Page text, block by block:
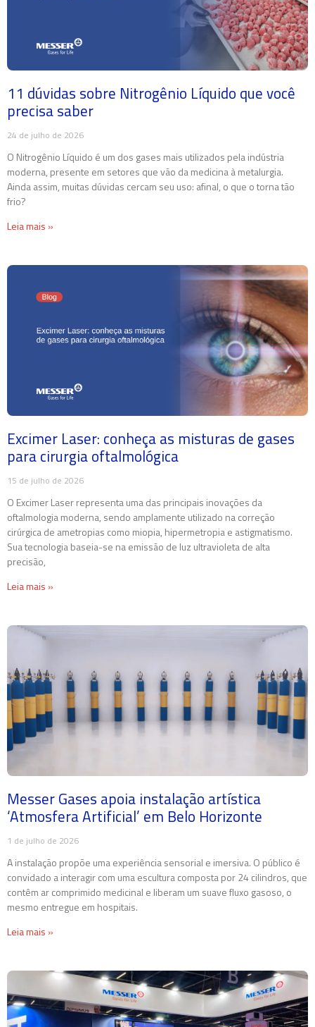
11 dúvidas sobre Nitrogênio Líquido que você
precisa saber
24 de julho de 2026
O Nitrogênio Líquido é um dos gases mais utilizados pela indústria
moderna, presente em setores que vão da medicina à metalurgia.
Ainda assim, muitas dúvidas cercam seu uso: afinal, o que o torna tão
frio?
Leia mais »
Excimer Laser: conheça as misturas de gases
para cirurgia oftalmológica
15 de julho de 2026
O Excimer Laser representa uma das principais inovações da
oftalmologia moderna, sendo amplamente utilizado na correção
cirúrgica de ametropias como miopia, hipermetropia e astigmatismo.
Sua tecnologia baseia-se na emissão de luz ultravioleta de alta
precisão,
Leia mais »
Messer Gases apoia instalação artística
‘Atmosfera Artificial’ em Belo Horizonte
1 de julho de 2026
A instalação propõe uma experiência sensorial e imersiva. O público é
convidado a interagir com uma escultura composta por 24 cilindros, que
contêm ar comprimido medicinal e liberam um suave fluxo gasoso, o
mesmo entregue em hospitais.
Leia mais »